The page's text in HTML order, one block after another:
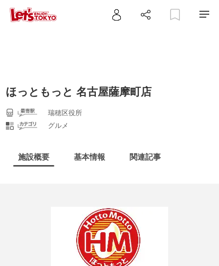
ほっともっと 名古屋薩摩町店
瑞穂区役所
グルメ
施設概要 基本情報 関連記事